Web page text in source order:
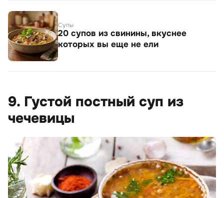
Супы
20 супов из свинины, вкуснее
которых вы еще не ели
9. Густой постный суп из
чечевицы